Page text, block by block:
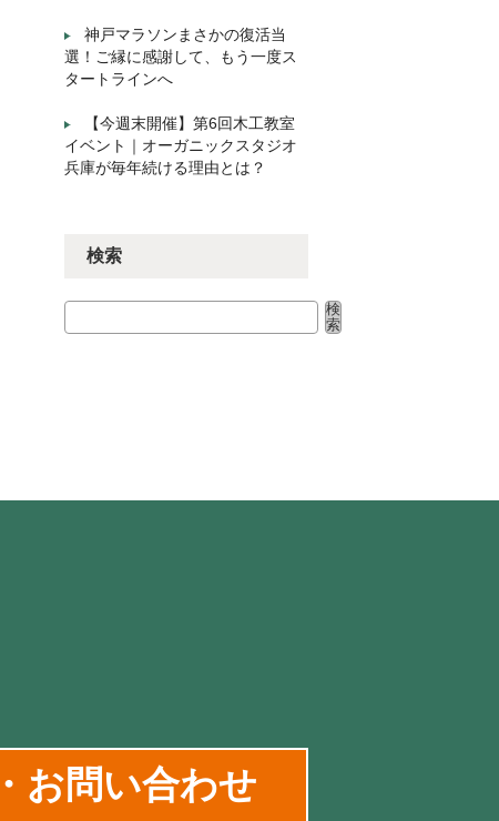
神戸マラソンまさかの復活当
選！ご縁に感謝して、もう一度ス
タートラインへ
【今週末開催】第6回木工教室
イベント｜オーガニックスタジオ
兵庫が毎年続ける理由とは？
検索
検索
検
索
お問い合わせ